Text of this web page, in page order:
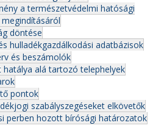
a természetvédelmi hatósági
döntése
hulladékgazdálkodási adatbázisok
és beszámolók
hatálya alá tartozó telephelyek
pontok
szabályszegéseket elkövetők
perben hozott bírósági határozatok